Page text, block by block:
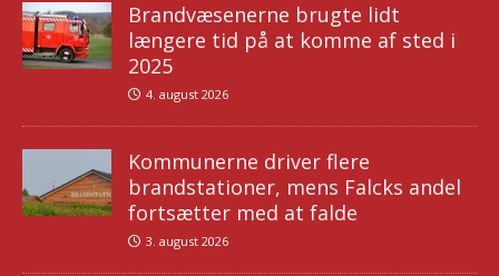
Brandvæsenerne brugte lidt
længere tid på at komme af sted i
2025
4. august 2026
Kommunerne driver flere
brandstationer, mens Falcks andel
fortsætter med at falde
3. august 2026